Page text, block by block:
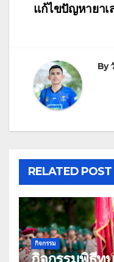
แก้ไขปัญหายาเ
By
RELATED POST
กิจกรรม